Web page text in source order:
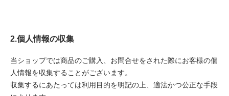
2.個人情報の収集
当ショップでは商品のご購入、お問合せをされた際にお客様の個
人情報を収集することがございます。
収集するにあたっては利用目的を明記の上、適法かつ公正な手段